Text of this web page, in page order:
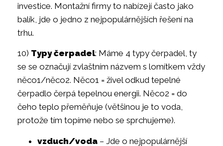
investice. Montažní firmy to nabízejí často jako
balík, jde o jedno z nejpopulárnějších řešení na
trhu.
10) Typy čerpadel: Máme 4 typy čerpadel, ty
se se označují zvlaštním názvem s lomítkem vždy
něco1/něco2. Něco1 = živel odkud tepelné
čerpadlo čerpá tepelnou energii. Něco2 = do
čeho teplo přeměňuje (většinou je to voda,
protože tím topíme nebo se sprchujeme).
vzduch/voda – Jde o nejpopulárnější